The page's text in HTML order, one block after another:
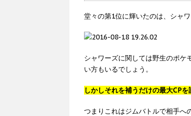
堂々の第1位に輝いたのは、シャワ
シャワーズに関しては野生のポケ
い方もいるでしょう。
しかしそれを補うだけの最大CP
つまりこれはジムバトルで相手へ